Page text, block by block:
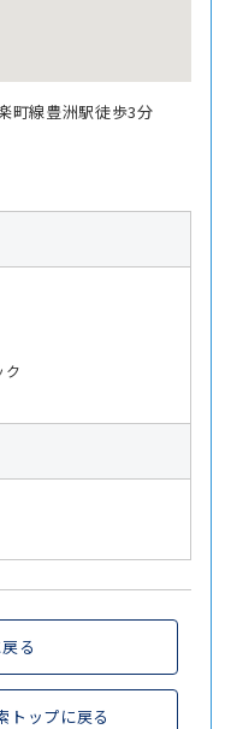
町線豊洲駅徒歩3分
ク
る
トップに戻る